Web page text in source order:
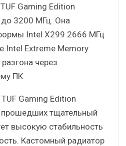
Gaming Edition
до 3200 МГц. Она
Intel X299 2666 МГц
Intel Extreme Memory
через
ПК.
Gaming Edition
прошедших тщательный
высокую стабильность
Кастомный радиатор